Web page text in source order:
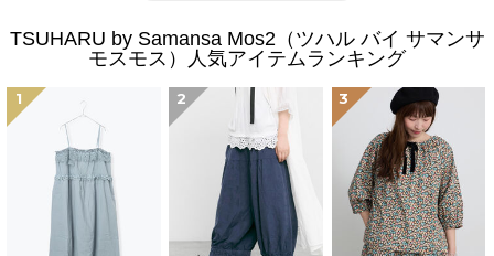
TSUHARU by Samansa Mos2（ツハル バイ サマンサ
モスモス）人気アイテムランキング
1 2 3